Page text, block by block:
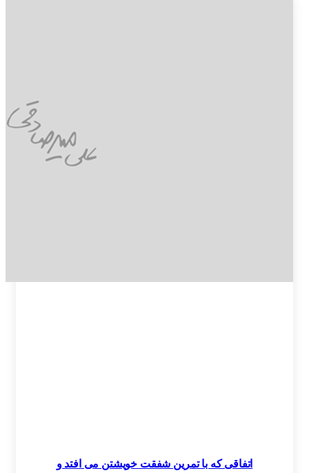
اتفاقی که با تمرین شفقت خویشتن می افتد و